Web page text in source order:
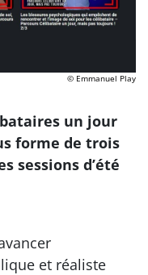
© Emmanuel Play
un jour
forme de trois
sessions d’été
et réaliste